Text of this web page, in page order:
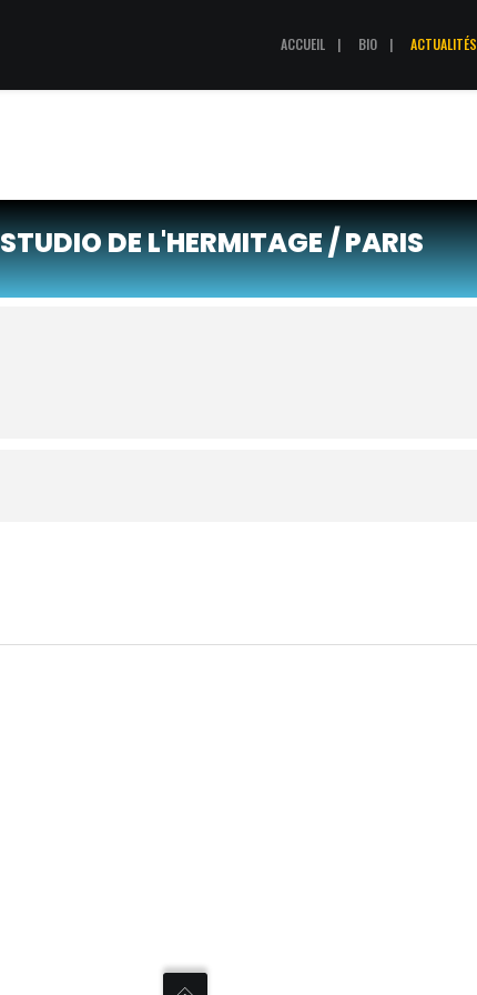
ACCUEIL BIO ACTUALITÉS
DE L'HERMITAGE / PARIS